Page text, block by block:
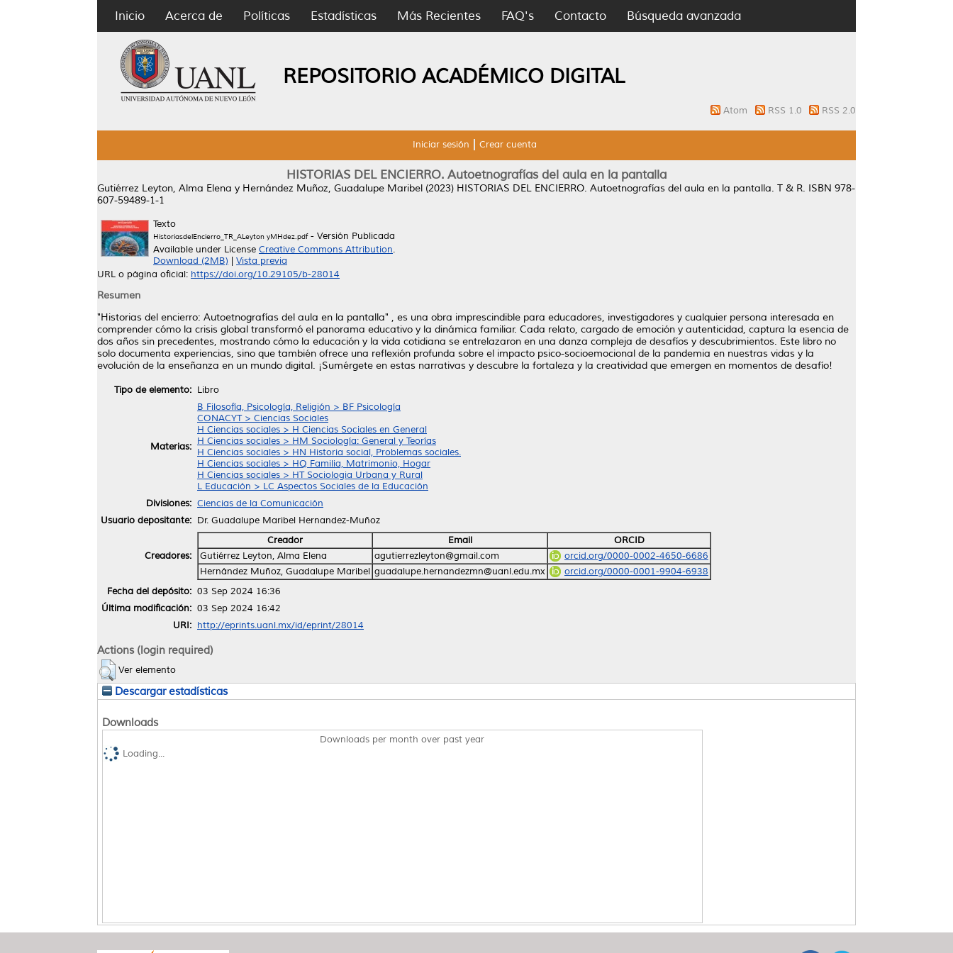
Inicio Acerca de Políticas Estadísticas Más Recientes FAQ's Contacto Búsqueda avanzada
REPOSITORIO ACADÉMICO DIGITAL
Atom RSS 1.0 RSS 2.0
Iniciar sesión Crear cuenta
HISTORIAS DEL ENCIERRO. Autoetnografías del aula en la pantalla
Gutiérrez Leyton, Alma Elena y Hernández Muñoz, Guadalupe Maribel (2023) HISTORIAS DEL ENCIERRO. Autoetnografías del aula en la pantalla. T & R. ISBN 978-
607-59489-1-1
Texto
HistoriasdelEncierro_TR_ALeyton yMHdez.pdf- Versión Publicada
Available under License Creative Commons Attribution.
Download (2MB)
Vista previa
URL o página oficial: https://doi.org/10.29105/b-28014
Resumen
"Historias del encierro: Autoetnografías del aula en la pantalla" , es una obra imprescindible para educadores, investigadores y cualquier persona interesada en
comprender cómo la crisis global transformó el panorama educativo y la dinámica familiar. Cada relato, cargado de emoción y autenticidad, captura la esencia de
dos años sin precedentes, mostrando cómo la educación y la vida cotidiana se entrelazaron en una danza compleja de desafíos y descubrimientos. Este libro no
solo documenta experiencias, sino que también ofrece una reflexión profunda sobre el impacto psico-socioemocional de la pandemia en nuestras vidas y la
evolución de la enseñanza en un mundo digital. ¡Sumérgete en estas narrativas y descubre la fortaleza y la creatividad que emergen en momentos de desafío!
Tipo de elemento: Libro
Materias:
B Filosofía, Psicología, Religión > BF Psicología
CONACYT > Ciencias Sociales
H Ciencias sociales > H Ciencias Sociales en General
H Ciencias sociales > HM Sociología: General y Teorías
H Ciencias sociales > HN Historia social, Problemas sociales.
H Ciencias sociales > HQ Familia, Matrimonio, Hogar
H Ciencias sociales > HT Sociologia Urbana y Rural
L Educación > LC Aspectos Sociales de la Educación
Divisiones: Ciencias de la Comunicación
Usuario depositante: Dr. Guadalupe Maribel Hernandez-Muñoz
Creadores:
Creador Email
ORCID
Gutiérrez Leyton, Alma Elena
agutierrezleyton@gmail.com
orcid.org/0000-0002-4650-6686
Hernández Muñoz, Guadalupe Maribel guadalupe.hernandezmn@uanl.edu.mx
orcid.org/0000-0001-9904-6938
Fecha del depósito: 03 Sep 2024 16:36
Última modificación: 03 Sep 2024 16:42
URI: http://eprints.uanl.mx/id/eprint/28014
Actions (login required)
Ver elemento
Descargar estadísticas
Downloads
Downloads per month over past year
Loading...